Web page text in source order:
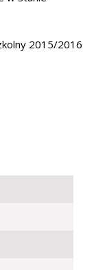
2015/2016